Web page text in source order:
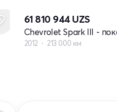
61 810 944 UZS
Chevrolet Spark III -
2012 213 000 км